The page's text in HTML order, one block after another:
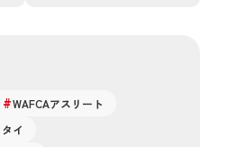
WAFCAアスリート
タイ